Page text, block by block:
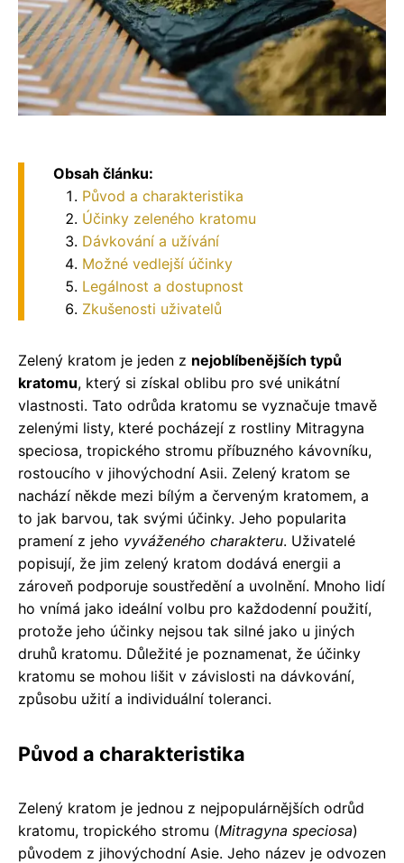
Obsah článku:
Původ a charakteristika
Účinky zeleného kratomu
Dávkování a užívání
Možné vedlejší účinky
Legálnost a dostupnost
Zkušenosti uživatelů
Zelený kratom je jeden z nejoblíbenějších typů
kratomu, který si získal oblibu pro své unikátní
vlastnosti. Tato odrůda kratomu se vyznačuje tmavě
zelenými listy, které pocházejí z rostliny Mitragyna
speciosa, tropického stromu příbuzného kávovníku,
rostoucího v jihovýchodní Asii. Zelený kratom se
nachází někde mezi bílým a červeným kratomem, a
to jak barvou, tak svými účinky. Jeho popularita
pramení z jeho vyváženého charakteru. Uživatelé
popisují, že jim zelený kratom dodává energii a
zároveň podporuje soustředění a uvolnění. Mnoho lidí
ho vnímá jako ideální volbu pro každodenní použití,
protože jeho účinky nejsou tak silné jako u jiných
druhů kratomu. Důležité je poznamenat, že účinky
kratomu se mohou lišit v závislosti na dávkování,
způsobu užití a individuální toleranci.
Původ a charakteristika
Zelený kratom je jednou z nejpopulárnějších odrůd
kratomu, tropického stromu (Mitragyna speciosa)
původem z jihovýchodní Asie. Jeho název je odvozen